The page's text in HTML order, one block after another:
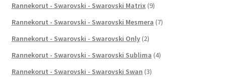
Rannekorut - Swarovski - Swarovski Matrix (9)
Rannekorut - Swarovski - Swarovski Mesmera (7)
Rannekorut - Swarovski - Swarovski Only (2)
Rannekorut - Swarovski - Swarovski Sublima (4)
Rannekorut - Swarovski - Swarovski Swan (3)